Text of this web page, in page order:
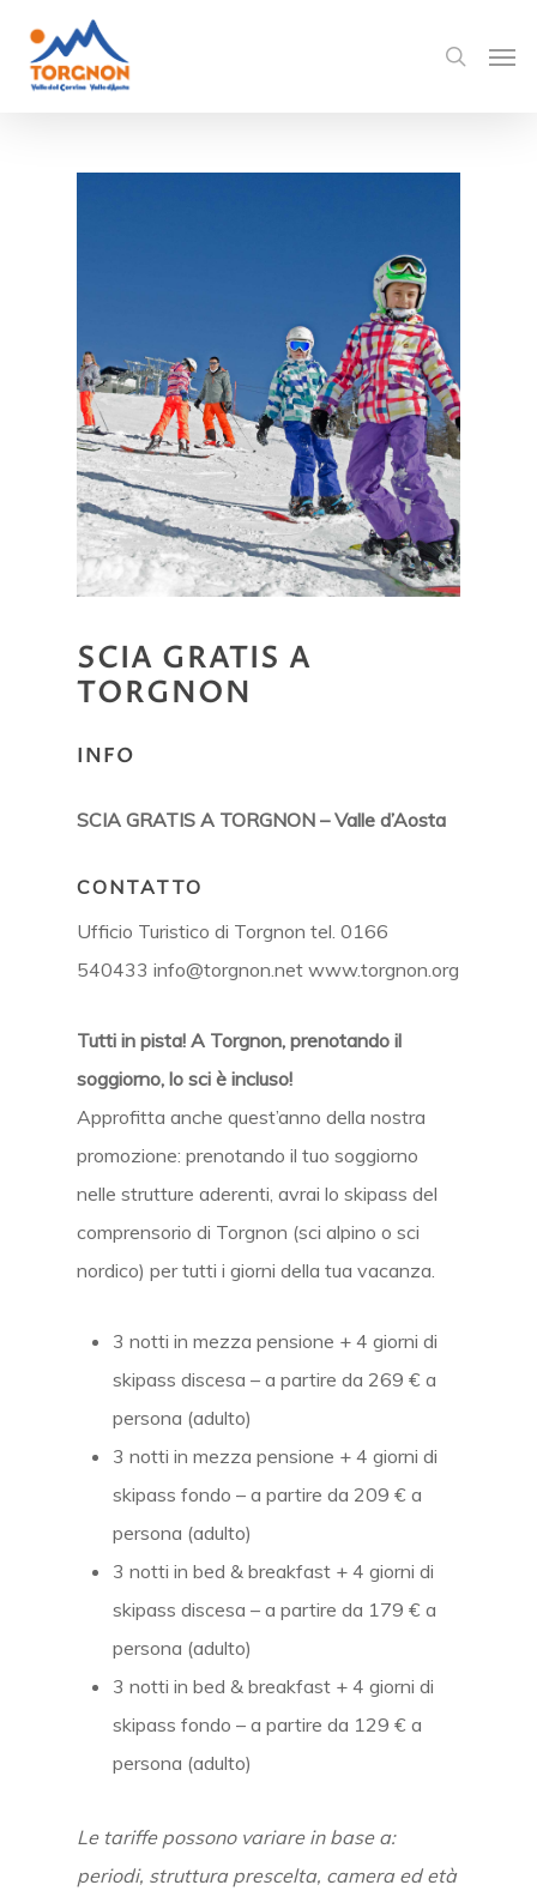
SCIA GRATIS A
TORGNON
INFO
SCIA GRATIS A TORGNON – Valle d’Aosta
CONTATTO
Ufficio Turistico di Torgnon tel. 0166
540433 info@torgnon.net www.torgnon.org
Tutti in pista! A Torgnon, prenotando il
soggiorno, lo sci è incluso!
Approfitta anche quest’anno della nostra
promozione:prenotando il tuo soggiorno
nelle strutture aderenti, avrai lo skipass del
comprensorio di Torgnon (sci alpino o sci
nordico) per tutti i giorni della tua vacanza.
3 notti in mezza pensione + 4 giorni di
skipass discesa – a partire da 269 € a
persona (adulto)
3 notti in mezza pensione + 4 giorni di
skipass fondo – a partire da 209 € a
persona (adulto)
3 notti in bed & breakfast + 4 giorni di
skipass discesa – a partire da 179 € a
persona (adulto)
3 notti in bed & breakfast + 4 giorni di
skipass fondo – a partire da 129 € a
persona (adulto)
Le tariffe possono variare in base a:
periodi, struttura prescelta, camera ed età